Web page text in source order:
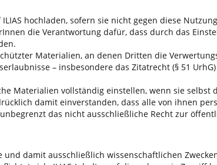
hochladen, sofern sie nicht gegen diese
die Verantwortung dafür, dass durch das
Materialien, an denen Dritten die
– insbesondere das Zitatrecht (§ 51
Materialien vollständig einstellen, wenn sie selbst
damit einverstanden, dass alle von ihnen
das nicht ausschließliche Recht zur
und damit ausschließlich wissenschaftlichen